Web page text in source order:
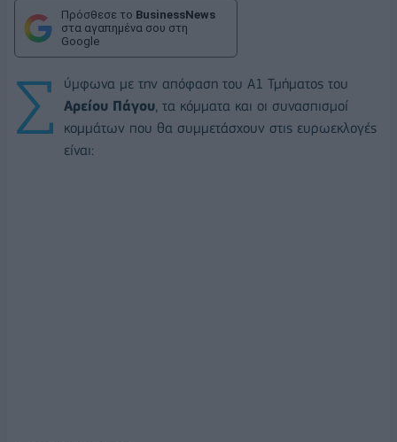
Πρόσθεσε το BusinessNews
στα αγαπημένα σου στη
Google
Σ
ύμφωνα με την απόφαση του Α1 Τμήματος του
Αρείου Πάγου, τα κόμματα και οι συνασπισμοί
κομμάτων που θα συμμετάσχουν στις ευρωεκλογές
είναι: